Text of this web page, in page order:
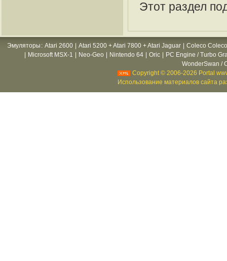
Этот раздел
Эмуляторы : Atari 2600 Atari 5200 + Atari 7800 + Atari Jaguar
Coleco
Microsoft MSX-1 Neo-Geo Nintendo 64 Oric
PC Engine / Turbo
WonderSwan /
Copyright © 2006-2026 Portal
Использование материалов сайта